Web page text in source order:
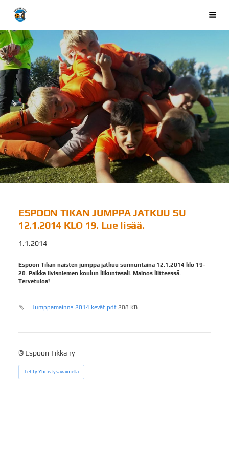
Siirry
sivunEspoon Tikka ry
ESPOON TIKAN JUMPPA JATKUU SU
12.1.2014 KLO 19. Lue lisää.
1.1.2014
Espoon Tikan naisten jumppa jatkuu sunnuntaina 12.1.2014 klo 19-
20. Paikka Iivisniemen koulun liikuntasali. Mainos liitteessä.
Tervetuloa!
Jumppamainos 2014.kevät.pdf 208 KB
© Espoon Tikka ry
Tehty Yhdistysavaimella